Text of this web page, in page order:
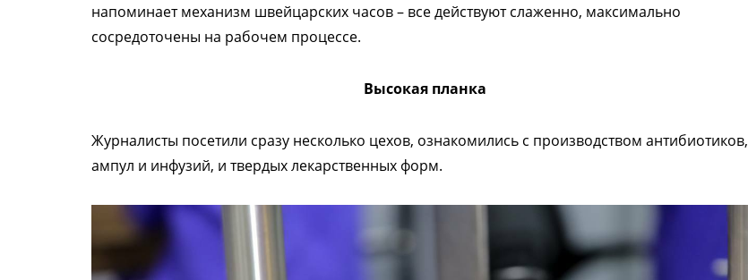
напоминает механизм швейцарских часов – все действуют слаженно, максимально
сосредоточены на рабочем процессе.
Высокая планка
Журналисты посетили сразу несколько цехов, ознакомились с производством антибиотиков,
ампул и инфузий, и твердых лекарственных форм.